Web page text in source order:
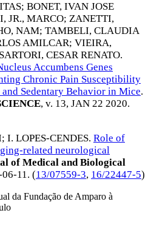
; BONET, IVAN JOSE
JR., MARCO; ZANETTI,
NAM; TAMBELI, CLAUDIA
AMILCAR; VIEIRA,
SARTORI, CESAR RENATO.
Accumbens Genes
Chronic Pain Susceptibility
Sedentary Behavior in Mice.
, v. 13, JAN 22 2020.
; I. LOPES-CENDES. Role of
related neurological
of Medical and Biological
11. (13/07559-3, 16/22447-5)
da Fundação de Amparo à